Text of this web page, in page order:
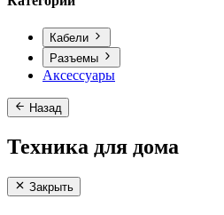
Кабели
Разъемы
Аксессуары
Назад
Техника для дома
Закрыть